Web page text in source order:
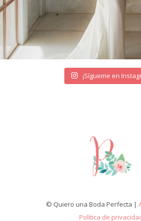
¡Sígueme en
© Quiero una Boda Perfecta |
Política de